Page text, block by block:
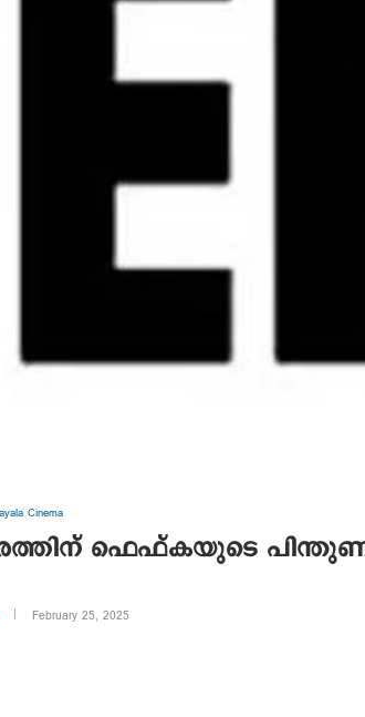
Cinema
ഫെഫ്കയുടെ പിന്തുണ
February 25, 2025